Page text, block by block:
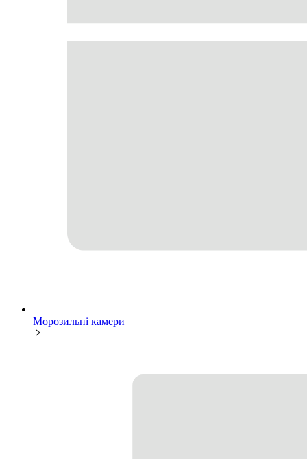
Морозильні камери